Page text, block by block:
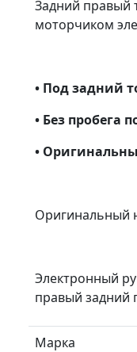
Задний правый
моторчиком
• Под задний
• Без пробега
•
Оригинальный
Электронный
правый задний
Марка